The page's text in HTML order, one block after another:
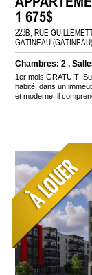
1 675$
223B, RUE
GATINEAU (GATINEAU)
Chambres: 2 ,
1er mois GRATUIT!
habité, dans un
et moderne, il